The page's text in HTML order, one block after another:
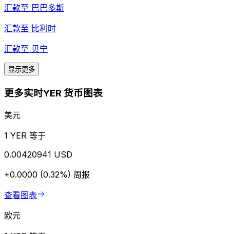
汇款至 巴巴多斯
汇款至 比利时
汇款至 贝宁
显示更多
更多实时YER 货币图表
美元
1 YER 等于
0.00420941 USD
+0.0000 (0.32%) 周报
查看图表
欧元